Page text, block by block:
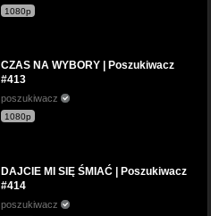
1080p
CZAS NA WYBORY | Poszukiwacz
#413
poszukiwacz
1080p
DAJCIE MI SIĘ ŚMIAĆ | Poszukiwacz
#414
poszukiwacz